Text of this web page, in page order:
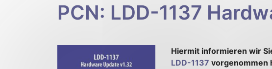
PCN: LDD-1137
Hiermit informieren wir
LDD-1137 vorgenommen